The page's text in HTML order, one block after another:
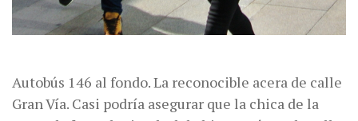
Autobús 146 al fondo. La reconocible acera de calle
Gran Vía. Casi podría asegurar que la chica de la